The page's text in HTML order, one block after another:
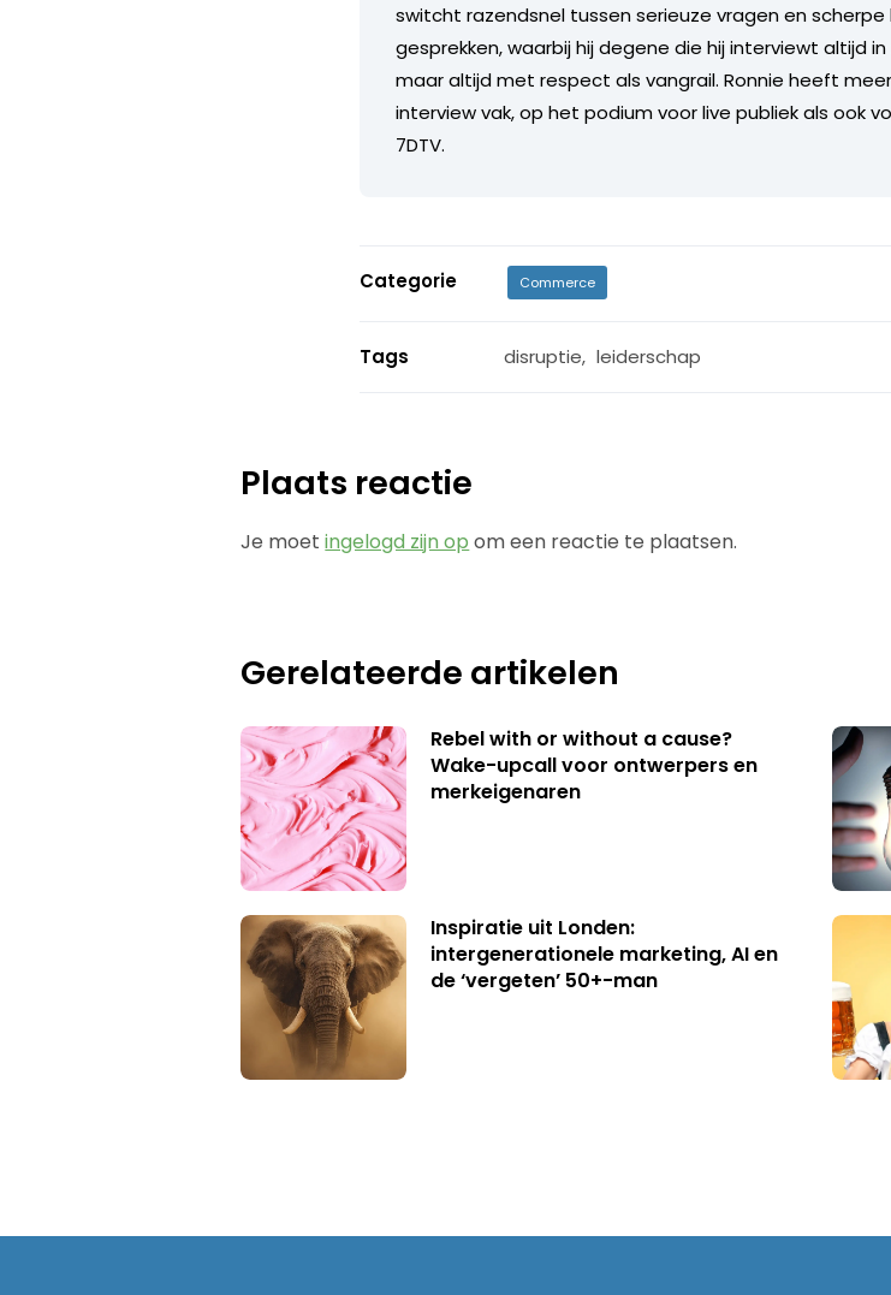
switcht razendsnel tussen serieuze vragen en
gesprekken, waarbij hij degene die hij interviewt altijd
maar altijd met respect als vangrail. Ronnie heeft
interview vak, op het podium voor live publiek als ook
7DTV.
Categorie Commerce
Tags disruptie, leiderschap
Plaats reactie
Je moetingelogd zijn op om een reactie te plaatsen.
Gerelateerde artikelen
Rebel with or without a cause?
Wake-upcall voor ontwerpers en
merkeigenaren
Inspiratie uit Londen:
intergenerationele marketing, AI en
de ‘vergeten’ 50+-man